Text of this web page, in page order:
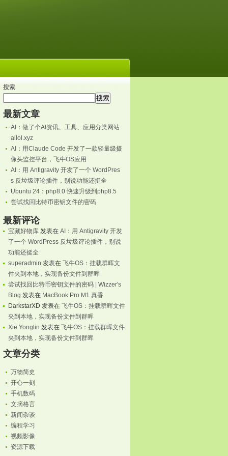
搜索
搜索
最新文章
AI：做了个AI资讯、工具、应用分类网站
ailol.xyz
AI：用Claude Code 开发了一款轻量级摄
像头监控平台，飞牛OS应用
AI：用 Antigravity 开发了一个 WordPres
s 反垃圾评论插件，别说功能还挺全
Ubuntu 24：php8.0 快速升级到php8.5
尝试找回比特币密钥文件的密码
最新评论
宝藏好物库 发表在 AI：用 Antigravity 开发
了一个 WordPress 反垃圾评论插件，别说
功能还挺全
superadmin 发表在 飞牛OS：挂载群晖文
件夹到本地，实现备份文件到群晖
尝试找回比特币密钥文件的密码 | Wizzer's
Blog 发表在 MacBook Pro M1 真香
DarkstarXD 发表在 飞牛OS：挂载群晖文件
夹到本地，实现备份文件到群晖
Xie Yonglin 发表在 飞牛OS：挂载群晖文件
夹到本地，实现备份文件到群晖
文章分类
万物简史
开心一刻
手机数码
文摘格言
新闻杂谈
编程学习
视频影像
资源下载